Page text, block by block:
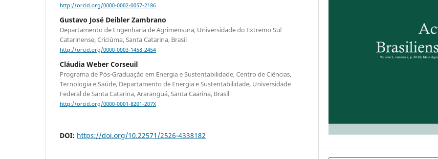
http://orcid.org/0000-0002-0057-2186
Gustavo José Deibler Zambrano
Departamento de Engenharia de Agrimensura, Universidade do Extremo Sul
Catarinense, Criciúma, Santa Catarina, Brasil
http://orcid.org/0000-0003-1458-2454
Cláudia Weber Corseuil
Programa de Pós-Graduação em Energia e Sustentabilidade, Centro de Ciências,
Tecnologia e Saúde, Departamento de Energia e Sustentabilidade, Universidade
Federal de Santa Catarina, Araranguá, Santa Caarina, Brasil
http://orcid.org/0000-0001-8201-207X
DOI: https://doi.org/10.22571/2526-4338182